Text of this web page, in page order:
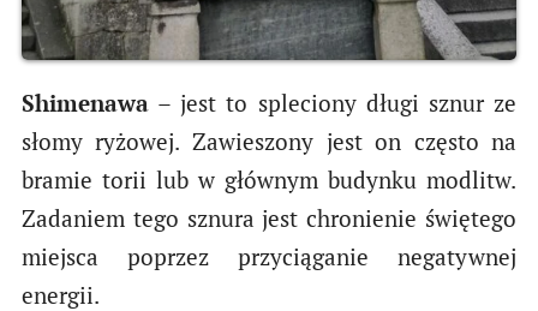
Shimenawa– jest to spleciony długi sznur ze
słomy ryżowej. Zawieszony jest on często na
bramie torii lub w głównym budynku modlitw.
Zadaniem tego sznura jest chronienie świętego
miejsca poprzez przyciąganie negatywnej
energii.